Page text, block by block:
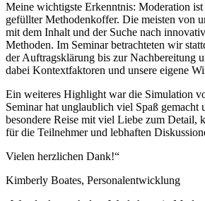
Meine wichtigste Erkenntnis: Moderation
gefüllter Methodenkoffer. Die meisten von
mit dem Inhalt und der Suche nach
Methoden. Im Seminar betrachteten wir
der Auftragsklärung bis zur Nachbereitung
dabei Kontextfaktoren und unsere eigene
Ein weiteres Highlight war die Simulation
Seminar hat unglaublich viel Spaß gemacht
besondere Reise mit viel Liebe zum Detail,
für die Teilnehmer und lebhaften
Vielen herzlichen Dank!“
Kimberly Boates, Personalentwicklung